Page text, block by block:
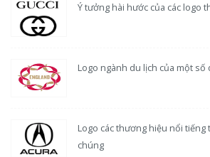
Ý tưởng hài hước của các logo
Logo ngành du lịch của một số
Logo các thương hiệu nổi tiếng
chúng